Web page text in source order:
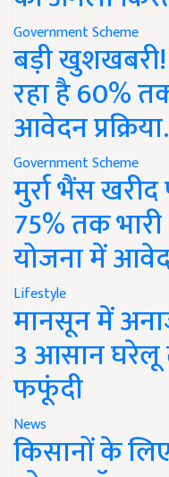
Government Scheme
बड़ी
रहा है 60%
आवेदन
Government Scheme
मुर्रा भैंस
75% तक
योजना में
Lifestyle
मानसून में
3 आसान घरेलू
फफूंदी
News
किसानों के